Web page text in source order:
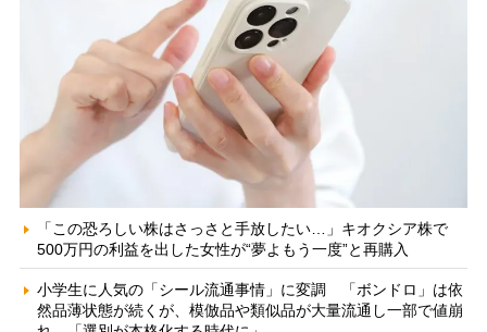
「この恐ろしい株はさっさと手放したい…」キオクシア株で
500万円の利益を出した女性が“夢よもう一度”と再購入
小学生に人気の「シール流通事情」に変調 「ボンドロ」は依
然品薄状態が続くが、模倣品や類似品が大量流通し一部で値崩